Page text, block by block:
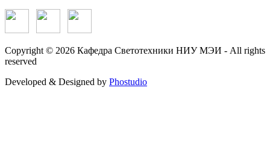
Copyright © 2026 Кафедра Светотехники НИУ МЭИ - All rights
reserved
Developed & Designed by Phostudio